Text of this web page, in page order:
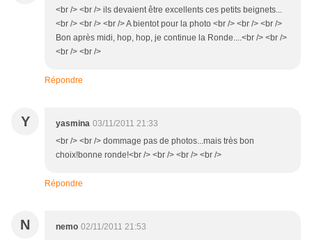
<br /> <br /> ils devaient être excellents ces petits beignets...
<br /> <br /> <br /> A bientot pour la photo <br /> <br /> <br />
Bon après midi, hop, hop, je continue la Ronde....<br /> <br />
<br /> <br />
Répondre
Y yasmina 03/11/2011 21:33
<br /> <br /> dommage pas de photos...mais très bon
choix!bonne ronde!<br /> <br /> <br /> <br />
Répondre
N nemo 02/11/2011 21:53